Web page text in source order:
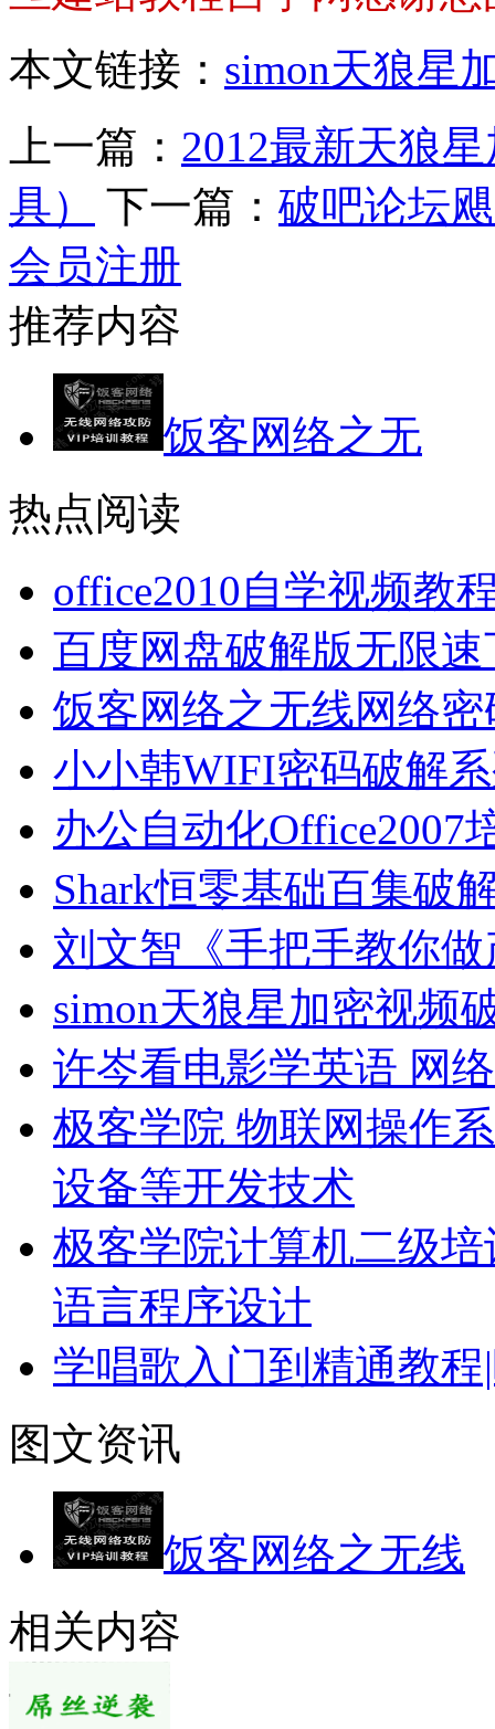
本文链接： simon天狼星
上一篇： 2012最新天狼
具）
下一篇： 破吧论坛
会员注册
推荐内容
饭客网络之无
热点阅读
office2010自学视频教
百度网盘破解版无限
饭客网络之无线网络
小小韩WIFI密码破解
办公自动化Office2007
Shark恒零基础百集破
刘文智《手把手教你
simon天狼星加密视频
许岑看电影学英语 网
极客学院 物联网操作
设备等开发技术
极客学院计算机二级
语言程序设计
学唱歌入门到精通教
图文资讯
饭客网络之无线
相关内容